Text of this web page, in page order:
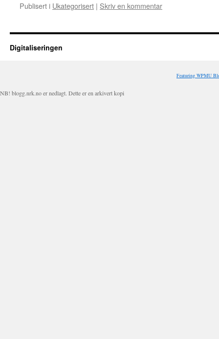
Publisert i Ukategorisert | Skriv en kommentar
Digitaliseringen
Featuring WPMU
NB! blogg.nrk.no er nedlagt. Dette er en arkivert kopi